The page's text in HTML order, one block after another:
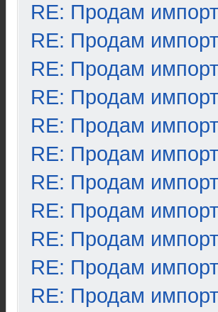
RE: Продам
RE: Продам
RE: Продам
RE: Продам
RE: Продам
RE: Продам
RE: Продам
RE: Продам
RE: Продам
RE: Продам
RE: Продам